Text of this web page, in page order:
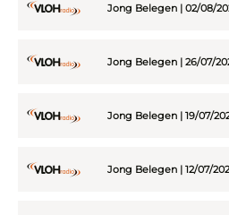
Jong Belegen | 02/08/
Jong Belegen | 26/07/
Jong Belegen | 19/07/
Jong Belegen | 12/07/